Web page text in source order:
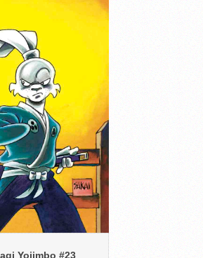
Yojimbo #23